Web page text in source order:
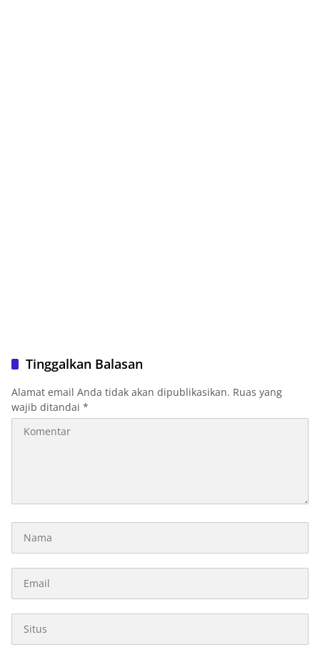
Tinggalkan Balasan
Alamat email Anda tidak akan dipublikasikan. Ruas yang
wajib ditandai *